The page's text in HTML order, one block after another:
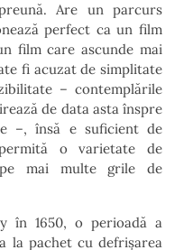
Are un parcurs
perfect ca un film
film care ascunde mai
fi acuzat de simplitate
– contemplările
de data asta înspre
–, însă e suficient de
o varietate de
mai multe grile de
în 1650, o perioadă a
la pachet cu defrișarea